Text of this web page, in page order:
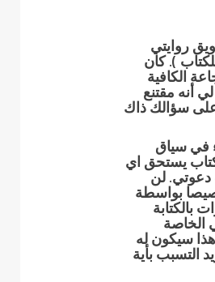
روايتي
). كان
الكافية
أنه مقتنع
سؤالك ذاك
في سياق
يستحق اي
دعوتي. لن
بواسطة
بالكتابة
الخاصة
سيكون له
التسبب بأية